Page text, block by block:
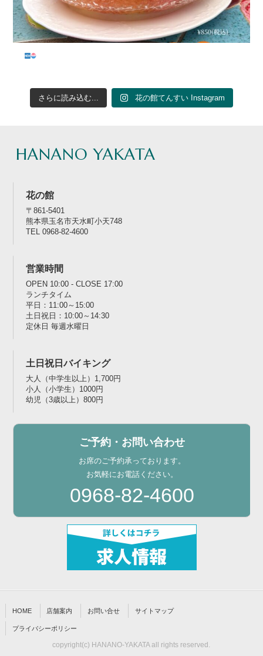
さらに読み込む... 花の館てんすい Instagram
HANANO YAKATA
花の館
〒861-5401
熊本県玉名市天水町小天748
TEL 0968-82-4600
営業時間
OPEN 10:00 - CLOSE 17:00
ランチタイム
平日：11:00～15:00
土日祝日：10:00～14:30
定休日 毎週水曜日
土日祝日バイキング
大人（中学生以上）1,700円
小人（小学生）1000円
幼児（3歳以上）800円
ご予約・お問い合わせ
お席のご予約承っております。
お気軽にお電話ください。
0968-82-4600
HOME 店舗案内 お問い合せ サイトマップ
プライバシーポリシー
copyright(c) HANANO-YAKATA all rights reserved.